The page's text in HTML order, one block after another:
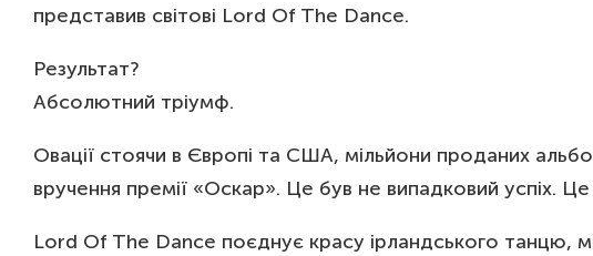
представив світові Lord Of The Dance.
Результат?
Абсолютний тріумф.
Овації стоячи в Європі та США, мільйони проданих
вручення премії «Оскар». Це був не випадковий успіх.
Lord Of The Dance поєднує красу ірландського танцю,